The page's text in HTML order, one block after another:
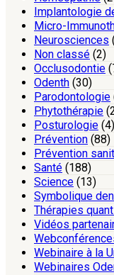
Implantologie
Micro-
Neurosciences
Non classé (2)
Occlusodontie
Odenth (30)
Parodontologie
Phytothérapie
Posturologie (4)
Prévention (88)
Prévention
Santé (188)
Science (13)
Symbolique
Thérapies
Vidéos
Webinaire à la
Webinaires